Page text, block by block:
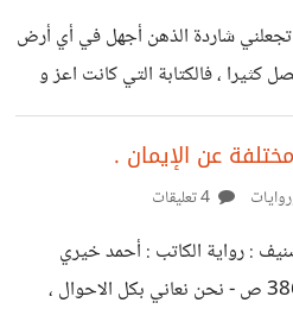
هذا إهدار للطاقة البشرية حرفيا و
شاردة الذهن أجهل في أي أرض
أن أفصل كثيرا ، فالكتابة التي كانت اعز و
و تأبى الحروف ان تخرج
الهوجاء . أحاول السير لكن أحس أن
، ثم اعود لسير كروبوت يغلق
واحدة بين عمل و منزل . تجربتي
عن الإيمان .
: رواية الكاتب : أحمد خيري
العمري عدد الصفحات : 386 ص - نحن نعاني بكل الاحوال ،